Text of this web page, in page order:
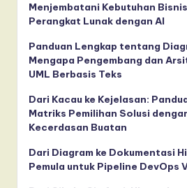
Menjembatani Kebutuhan
Perangkat Lunak dengan AI
Panduan Lengkap tentang
Mengapa Pengembang dan
UML Berbasis Teks
Dari Kacau ke Kejelasan:
Matriks Pemilihan Solusi
Kecerdasan Buatan
Dari Diagram ke Dokumentasi
Pemula untuk Pipeline DevOps